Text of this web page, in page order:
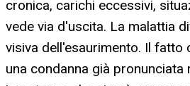
cronica, carichi eccessivi,
vede via d'uscita. La malattia
visiva dell'esaurimento. Il fatto
una condanna già